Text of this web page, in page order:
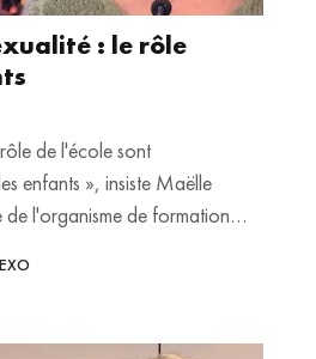
: le rôle
de l'école sont
enfants », insiste Maëlle
l'organisme de formation
Pour sensibiliser les
priorité à l'école. Pour autant,